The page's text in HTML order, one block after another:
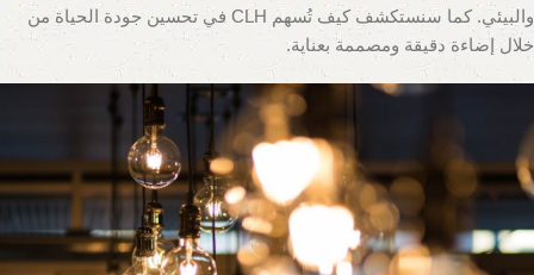
والبيئي. كما سنستكشف كيف تُسهم CLH في تحسين جودة الحياة من
خلال إضاءة دقيقة ومصممة بعناية.